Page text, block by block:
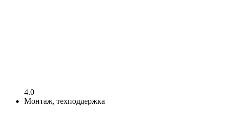
4.0
Монтаж, техподдержка